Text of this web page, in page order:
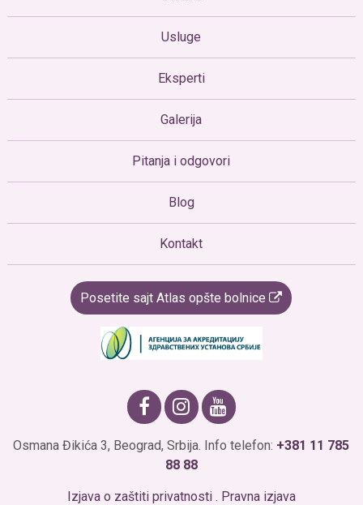
Usluge
Eksperti
Galerija
Pitanja i odgovori
Blog
Kontakt
Posetite sajt Atlas opšte bolnice
Osmana Đikića 3, Beograd, Srbija. Info telefon: +381 11 785
88 88
Izjava o zaštiti privatnosti. Pravna izjava